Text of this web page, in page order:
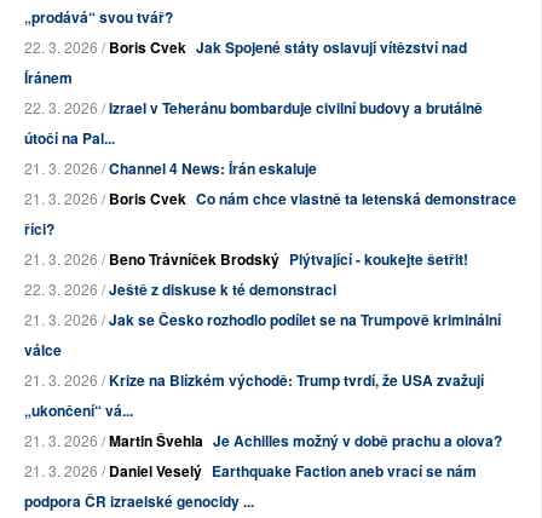
„prodává“ svou tvář?
22. 3. 2026 /Boris Cvek Jak Spojené státy oslavují vítězství nad
Íránem
22. 3. 2026 /Izrael v Teheránu bombarduje civilní budovy a brutálně
útočí na Pal...
21. 3. 2026 /Channel 4 News: Írán eskaluje
21. 3. 2026 /Boris Cvek Co nám chce vlastně ta letenská demonstrace
říci?
21. 3. 2026 /Beno Trávníček Brodský Plýtvající - koukejte šetřit!
22. 3. 2026 /Ještě z diskuse k té demonstraci
21. 3. 2026 /Jak se Česko rozhodlo podílet se na Trumpově kriminální
válce
21. 3. 2026 /Krize na Blízkém východě: Trump tvrdí, že USA zvažují
„ukončení“ vá...
21. 3. 2026 /Martin Švehla Je Achilles možný v době prachu a olova?
21. 3. 2026 /Daniel Veselý Earthquake Faction aneb vrací se nám
podpora ČR izraelské genocidy ...